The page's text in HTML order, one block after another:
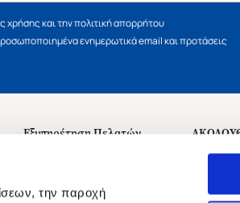
την παροχή
και την πολιτική απορρήτου
ενημερωτικά email και προτάσεις
Εξυπηρέτηση Πελατών